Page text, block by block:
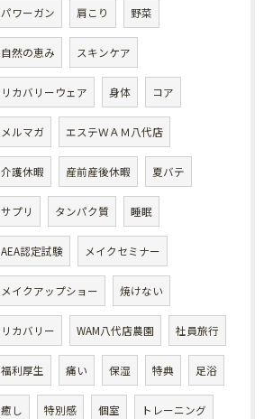
パワーガン 肩こり 野菜
自然の恵み スキンケア
リカバリーウェア 身体 コア
メルマガ エステＷＡＭ八代店
介護休暇 産前産後休暇 夏バテ
サプリ タンパク質 睡眠
AEA認定試験 メイクセミナー
メイクアップショー 焼けない
リカバリー WAM八代店農園 社員旅行
福利厚生 痛い 保湿 特典 足浴
癒し 特別感 個室 トレーニング